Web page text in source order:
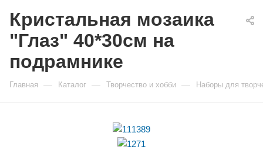
Кристальная мозаика
"Глаз" 40*30см на
подрамнике
Главная — Каталог — Творчество и хобби — Наборы для